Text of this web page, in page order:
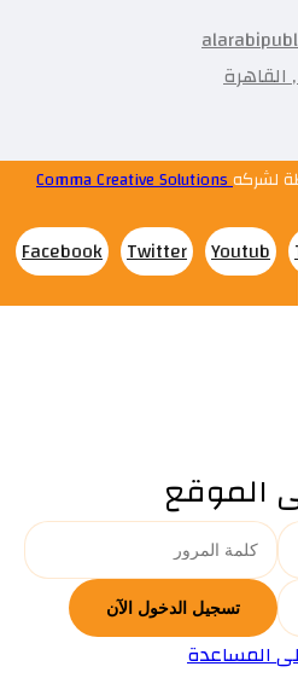
لشركهComma Creative Solutions
Facebook Twitter Youtub
الموقع
المساعدة